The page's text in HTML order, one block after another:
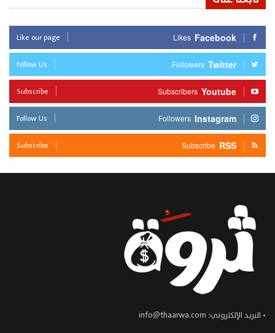
Facebook
Likes
Like our page
Twitter
Followers
Follow Us
Youtube
Subscribers
Subscribe
Instagram
Followers
Follow Us
RSS
Subscribe
Subscribe
• البريد الإلكتروني: info@thaarwa.com